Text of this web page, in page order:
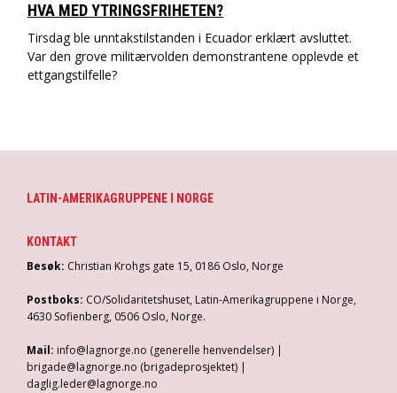
HVA MED YTRINGSFRIHETEN?
Tirsdag ble unntakstilstanden i Ecuador erklært avsluttet.
Var den grove militærvolden demonstrantene opplevde et
ettgangstilfelle?
LATIN-AMERIKAGRUPPENE I NORGE
KONTAKT
Besøk: Christian Krohgs gate 15, 0186 Oslo, Norge
Postboks: CO/Solidaritetshuset, Latin-Amerikagruppene i Norge,
4630 Sofienberg, 0506 Oslo, Norge.
Mail: info@lagnorge.no (generelle henvendelser) |
brigade@lagnorge.no (brigadeprosjektet) |
daglig.leder@lagnorge.no